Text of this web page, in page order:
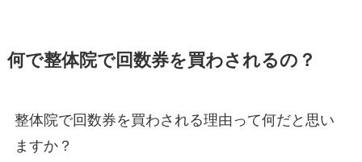
何で整体院で回数券を買わされるの？
整体院で回数券を買わされる理由って何だと思い
ますか？